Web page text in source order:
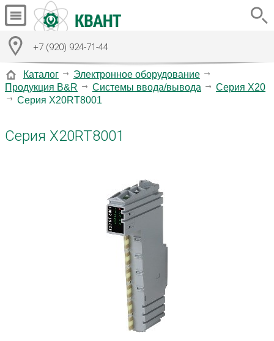
+7 (920) 924-71-44
Каталог
Электронное оборудование
Продукция B&R
Системы ввода/вывода
Серия X20
Серия X20RT8001
Серия X20RT8001